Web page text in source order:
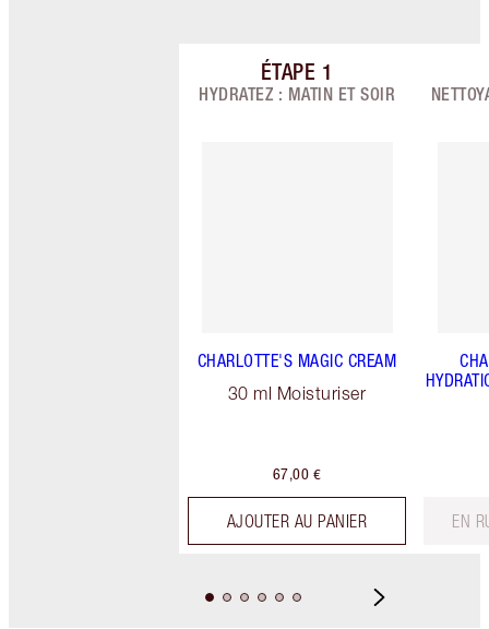
Article 1 sur 9
ÉTAPE 1
HYDRATEZ : MATIN ET SOIR
CHARLOTTE'S MAGIC CREAM
30 ml Moisturiser
67,00 €
AJOUTER AU PANIER EN